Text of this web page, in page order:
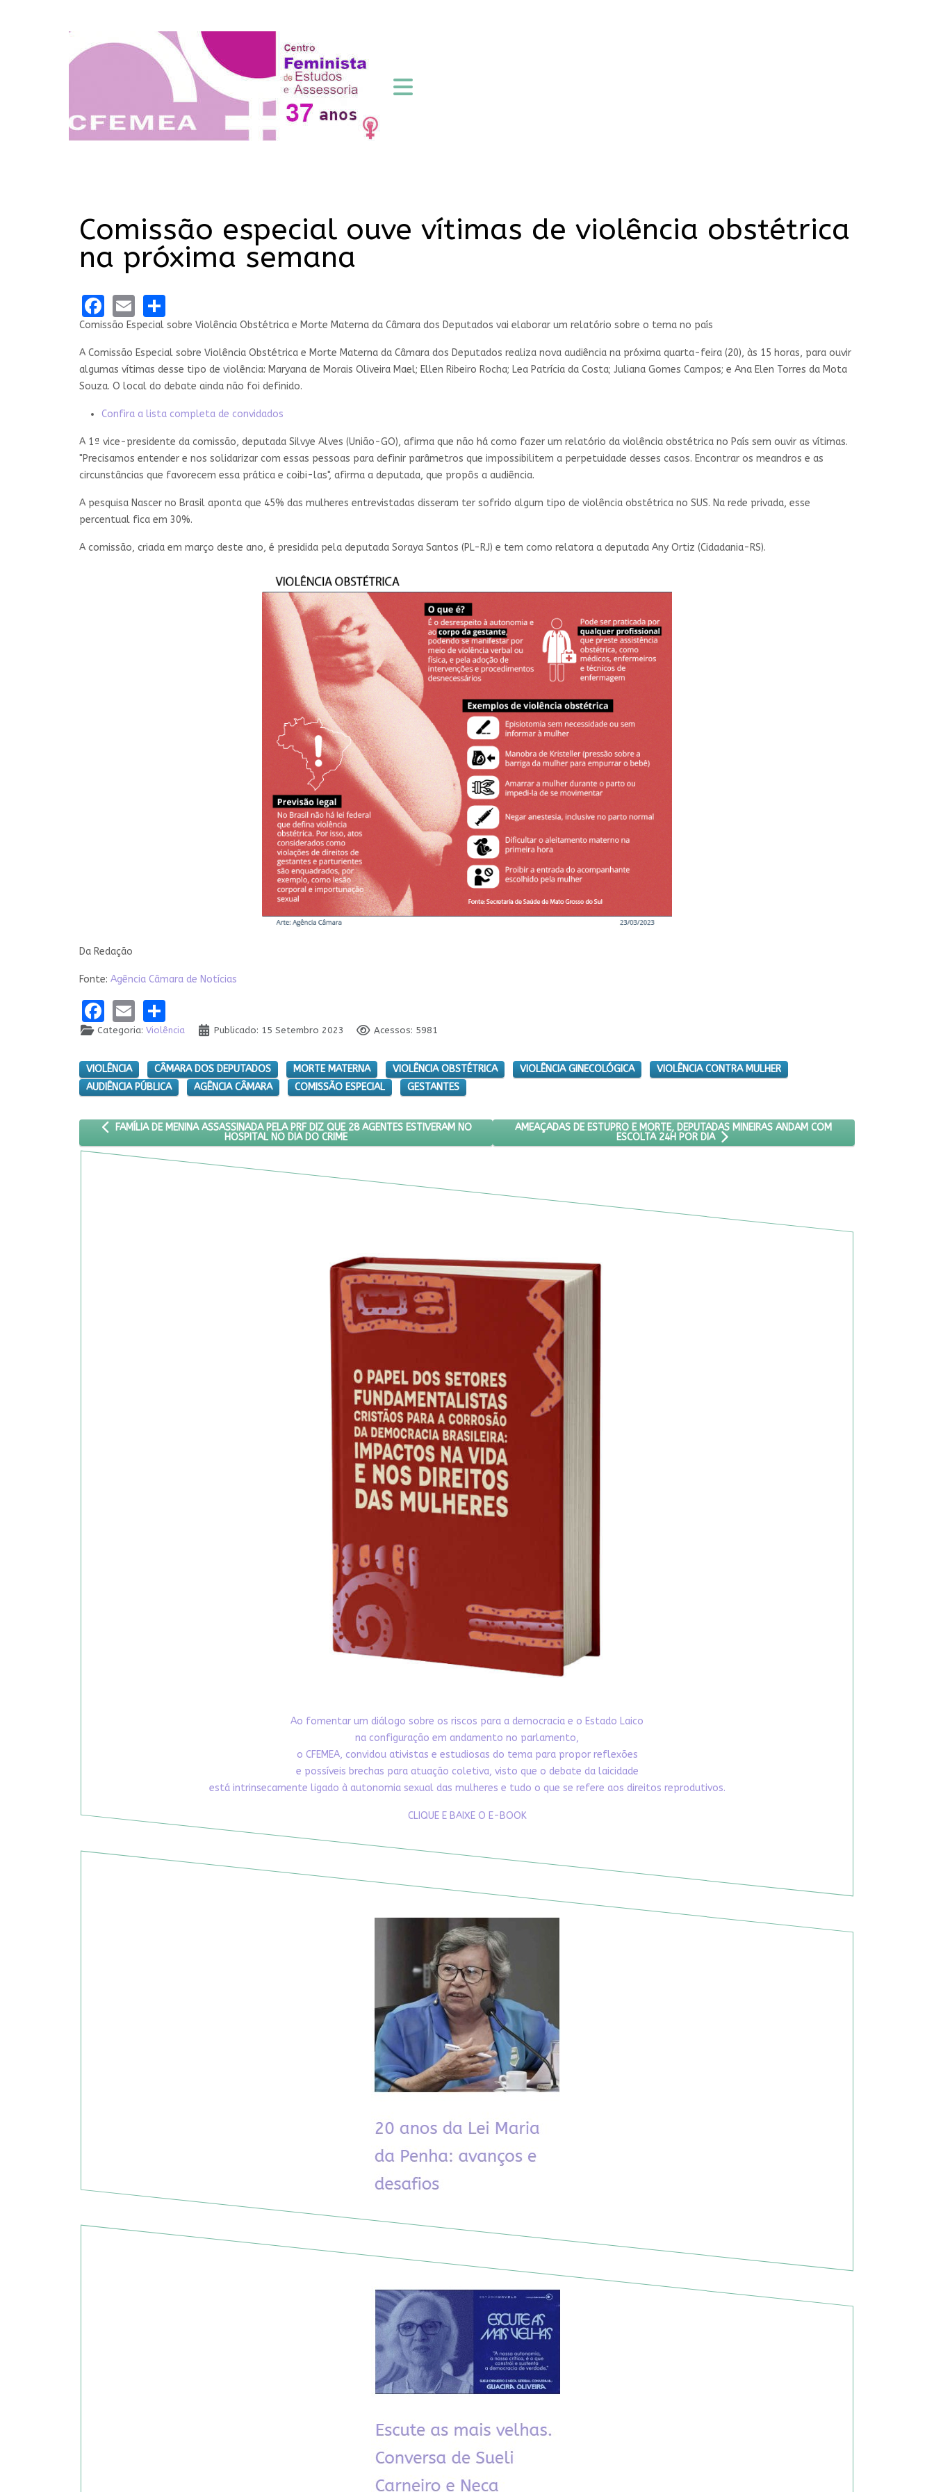
Comissão especial ouve vítimas de violência obstétrica
na próxima semana
Facebook
Email
Comissão Especial sobre Violência Obstétrica e Morte Materna da Câmara dos Deputados vai elaborar um relatório sobre o tema no país
A Comissão Especial sobre Violência Obstétrica e Morte Materna da Câmara dos Deputados realiza nova audiência na próxima quarta-feira (20), às 15 horas, para ouvir
algumas vítimas desse tipo de violência: Maryana de Morais Oliveira Mael; Ellen Ribeiro Rocha; Lea Patrícia da Costa; Juliana Gomes Campos; e Ana Elen Torres da Mota
Souza. O local do debate ainda não foi definido.
Confira a lista completa de convidados
A 1ª vice-presidente da comissão, deputada Silvye Alves (União-GO), afirma que não há como fazer um relatório da violência obstétrica no País sem ouvir as vítimas.
"Precisamos entender e nos solidarizar com essas pessoas para definir parâmetros que impossibilitem a perpetuidade desses casos. Encontrar os meandros e as
circunstâncias que favorecem essa prática e coibi-las", afirma a deputada, que propôs a audiência.
A pesquisa Nascer no Brasil aponta que 45% das mulheres entrevistadas disseram ter sofrido algum tipo de violência obstétrica no SUS. Na rede privada, esse
percentual fica em 30%.
A comissão, criada em março deste ano, é presidida pela deputada Soraya Santos (PL-RJ) e tem como relatora a deputada Any Ortiz (Cidadania-RS).
Da Redação
Fonte: Agência Câmara de Notícias
Facebook
Email
Categoria:Violência Publicado: 15 Setembro 2023 Acessos: 5981
VIOLÊNCIA CÂMARA DOS DEPUTADOS MORTE MATERNA VIOLÊNCIA OBSTÉTRICA VIOLÊNCIA GINECOLÓGICA
VIOLÊNCIA CONTRA MULHER
AUDIÊNCIA PÚBLICA
AGÊNCIA CÂMARA COMISSÃO ESPECIAL GESTANTES
ARTIGO ANTERIOR: FAMÍLIA DE MENINA ASSASSINADA PELA PRF DIZ QUE 28 AGENTES ESTIVERAM NO HOSPITAL NO DIA DO CRIME
FAMÍLIA DE MENINA ASSASSINADA PELA PRF DIZ QUE 28 AGENTES ESTIVERAM NO
HOSPITAL NO DIA DO CRIME
PRÓXIMO ARTIGO: AMEAÇADAS DE ESTUPRO E MORTE, DEPUTADAS MINEIRAS ANDAM COM
AMEAÇADAS DE ESTUPRO E MORTE, DEPUTADAS MINEIRAS ANDAM COM
ESCOLTA 24H POR DIA
Ao fomentar um diálogo sobre os riscos para a democracia e o Estado Laico
na configuração em andamento no parlamento,
o CFEMEA, convidou ativistas e estudiosas do tema para propor reflexões
e possíveis brechas para atuação coletiva, visto que o debate da laicidade
está intrinsecamente ligado à autonomia sexual das mulheres e tudo o que se refere aos direitos reprodutivos.
CLIQUE E BAIXE O E-BOOK